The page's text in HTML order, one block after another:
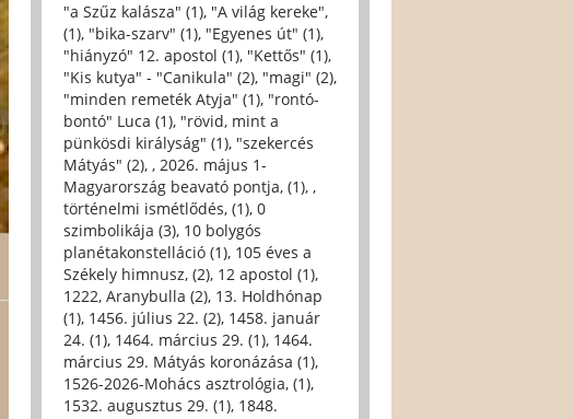
"a Szűz kalásza" (1), "A világ kereke",
(1), "bika-szarv" (1), "Egyenes út" (1),
"hiányzó" 12. apostol (1), "Kettős" (1),
"Kis kutya" - "Canikula" (2), "magi" (2),
"minden remeték Atyja" (1), "rontó-
bontó" Luca (1), "rövid, mint a
pünkösdi királyság" (1), "szekercés
Mátyás" (2), , 2026. május 1-
Magyarország beavató pontja, (1), ,
történelmi ismétlődés, (1), 0
szimbolikája (3), 10 bolygós
planétakonstelláció (1), 105 éves a
Székely himnusz, (2), 12 apostol (1),
1222, Aranybulla (2), 13. Holdhónap
(1), 1456. július 22. (2), 1458. január
24. (1), 1464. március 29. (1), 1464.
március 29. Mátyás koronázása (1),
1526-2026-Mohács asztrológia, (1),
1532. augusztus 29. (1), 1848.